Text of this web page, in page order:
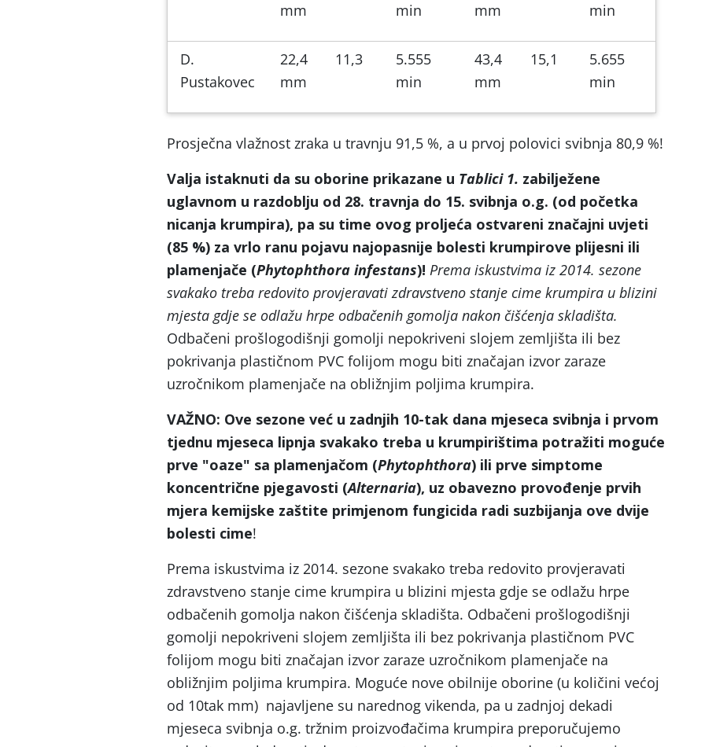
mm
min
mm
min
D.
Pustakovec
22,4
mm
11,3
5.555
min
43,4
mm
15,1
5.655
min
Prosječna vlažnost zraka u travnju 91,5 %, a u prvoj polovici svibnja 80,9 %!
Valja istaknuti da su oborine prikazane u Tablici 1. zabilježene
uglavnom u razdoblju od 28. travnja do 15. svibnja o.g. (od početka
nicanja krumpira), pa su time ovog proljeća ostvareni značajni uvjeti
(85 %) za vrlo ranu pojavu najopasnije bolesti krumpirove plijesni ili
plamenjače (Phytophthora infestans)! Prema iskustvima iz 2014. sezone
svakako treba redovito provjeravati zdravstveno stanje cime krumpira u blizini
mjesta gdje se odlažu hrpe odbačenih gomolja nakon čišćenja skladišta.
Odbačeni prošlogodišnji gomolji nepokriveni slojem zemljišta ili bez
pokrivanja plastičnom PVC folijom mogu biti značajan izvor zaraze
uzročnikom plamenjače na obližnjim poljima krumpira.
VAŽNO: Ove sezone već u zadnjih 10-tak dana mjeseca svibnja i prvom
tjednu mjeseca lipnja svakako treba u krumpirištima potražiti moguće
prve "oaze" sa plamenjačom (Phytophthora) ili prve simptome
koncentrične pjegavosti (Alternaria), uz obavezno provođenje prvih
mjera kemijske zaštite primjenom fungicida radi suzbijanja ove dvije
bolesti cime!
Prema iskustvima iz 2014. sezone svakako treba redovito provjeravati
zdravstveno stanje cime krumpira u blizini mjesta gdje se odlažu hrpe
odbačenih gomolja nakon čišćenja skladišta. Odbačeni prošlogodišnji
gomolji nepokriveni slojem zemljišta ili bez pokrivanja plastičnom PVC
folijom mogu biti značajan izvor zaraze uzročnikom plamenjače na
obližnjim poljima krumpira. Moguće nove obilnije oborine (u količini većoj
od 10tak mm) najavljene su narednog vikenda, pa u zadnjoj dekadi
mjeseca svibnja o.g. tržnim proizvođačima krumpira preporučujemo